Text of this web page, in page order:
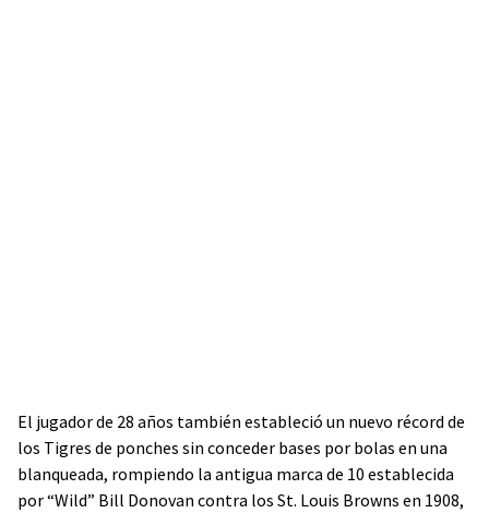
El jugador de 28 años también estableció un nuevo récord de
los Tigres de ponches sin conceder bases por bolas en una
blanqueada, rompiendo la antigua marca de 10 establecida
por “Wild” Bill Donovan contra los St. Louis Browns en 1908,